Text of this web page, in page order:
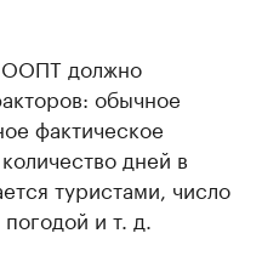
ООПТ должно
обычное
фактическое
дней в
туристами, число
и т. д.